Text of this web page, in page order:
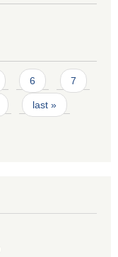
6 7
last »